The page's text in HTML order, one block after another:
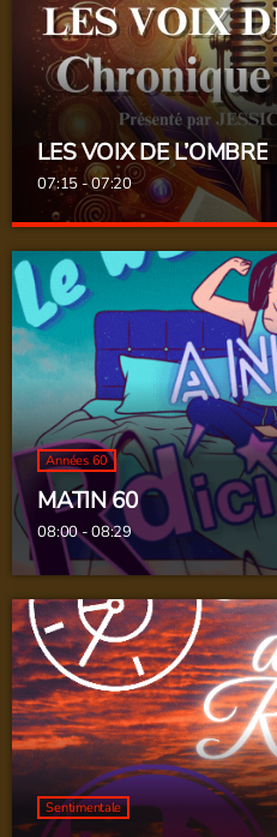
LES VOIX DE L’OMBRE
07:15 - 07:20
LES VOIX DE L’OMBRE
Chronique Littéraire
Années 60
MATIN 60
08:00 - 08:29
Sentimentale